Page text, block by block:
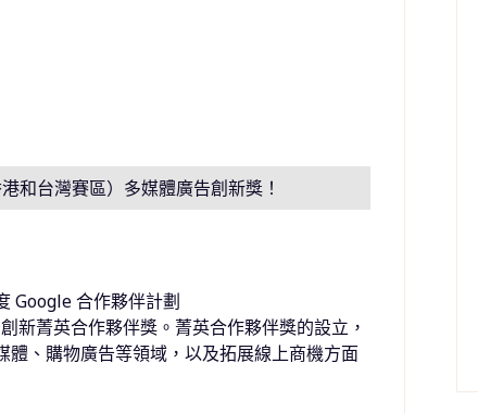
和台灣賽區）多媒體廣告創新獎！
Google 合作夥伴計劃
新菁英合作夥伴獎。菁英合作夥伴獎的設立，
、購物廣告等領域，以及拓展線上商機方面